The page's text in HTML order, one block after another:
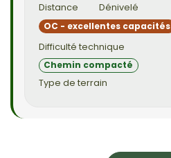
Distance
Dénivelé
OC - excellentes capacités
Difficulté technique
Chemin compacté
Type de terrain